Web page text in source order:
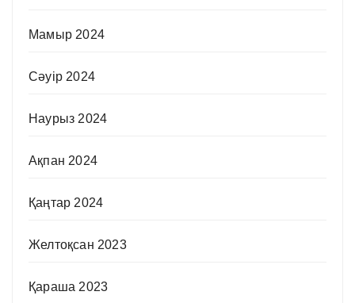
Мамыр 2024
Сәуір 2024
Наурыз 2024
Ақпан 2024
Қаңтар 2024
Желтоқсан 2023
Қараша 2023